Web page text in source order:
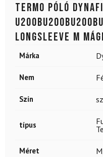
Termo póló
Longsleeve M
Márka
Nem
Szín
típus
Méret M